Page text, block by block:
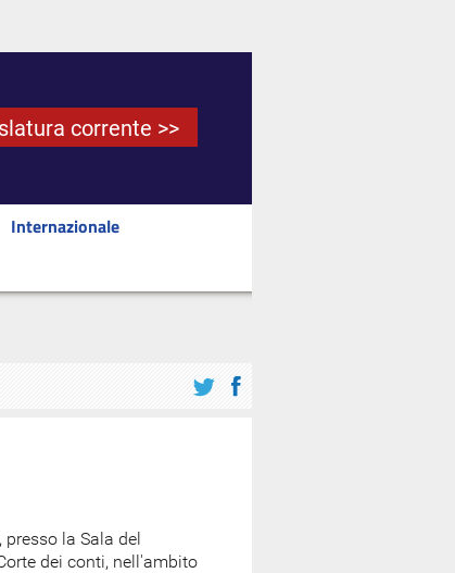
corrente >>
Internazionale
la Sala del
dei conti, nell'ambito